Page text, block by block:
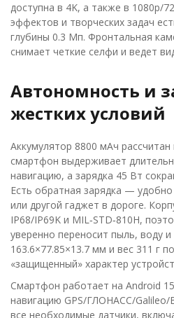
доступна в 4K, а также в 1080p/
эффектов и творческих задач
глубины 0.3 Мп. Фронтальная
снимает четкие селфи и ведет
Автономность и
жестких условий
Аккумулятор 8800 мАч
смартфон выдерживает
навигацию, а зарядка 45 Вт
Есть обратная зарядка —
или другой гаджет в дороге.
IP68/IP69K и MIL‑STD‑810H,
уверенно переносит пыль, воду
163.6×77.85×13.7 мм и вес 311 г
«защищенный» характер
Смартфон работает на Android
навигацию GPS/ГЛОНАСС/
все необходимые датчики,